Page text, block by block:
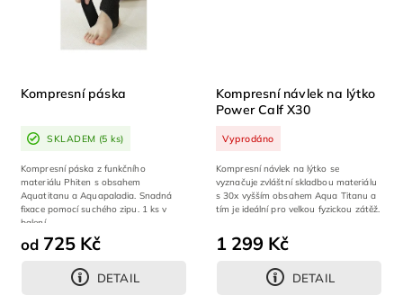
Kompresní páska
SKLADEM (5 ks)
od 725 Kč
DETAIL
Kompresní páska z funkčního
materiálu Phiten s obsahem
Aquatitanu a Aquapaladia. Snadná
fixace pomocí suchého zipu. 1 ks v
balení
Kompresní návlek na lýtko
Power Calf X30
Vyprodáno
1 299 Kč
DETAIL
Kompresní návlek na lýtko se
vyznačuje zvláštní skladbou materiálu
s 30x vyšším obsahem Aqua Titanu a
tím je ideální pro velkou fyzickou zátěž.